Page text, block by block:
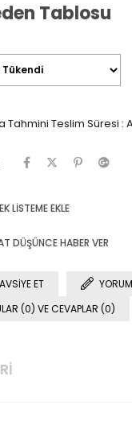
Tablosu
Tahmini Teslim Süresi :
LISTEME EKLE
DÜŞÜNCE HABER VER
ET
(0) VE CEVAPLAR (0)